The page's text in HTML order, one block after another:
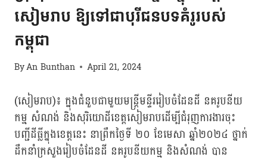
សៀមរាប ឱ្យទៅជាបុរីជនបទគំរូរបស់
កម្ពុជា
ByAn Bunthan April 21, 2024
(សៀមរាប)៖ ក្នុងជំនួបជាមួយមន្ត្រីមន្ទីររៀបចំដែនដី នគរូបនីយ
កម្ម សំណង់ និងសុរិយោដីខេត្តសៀមរាបដើម្បីជំរុញការងារចុះ
បញ្ជីដីធ្លីក្នុងខេត្តនេះ នាព្រឹកថ្ងៃទី ២០ ខែមេសា ឆ្នាំ២០២៤ ថ្នាក់
ដឹកនាំក្រសួងរៀបចំដែនដី នគរូបនីយកម្ម និងសំណង់ បាន